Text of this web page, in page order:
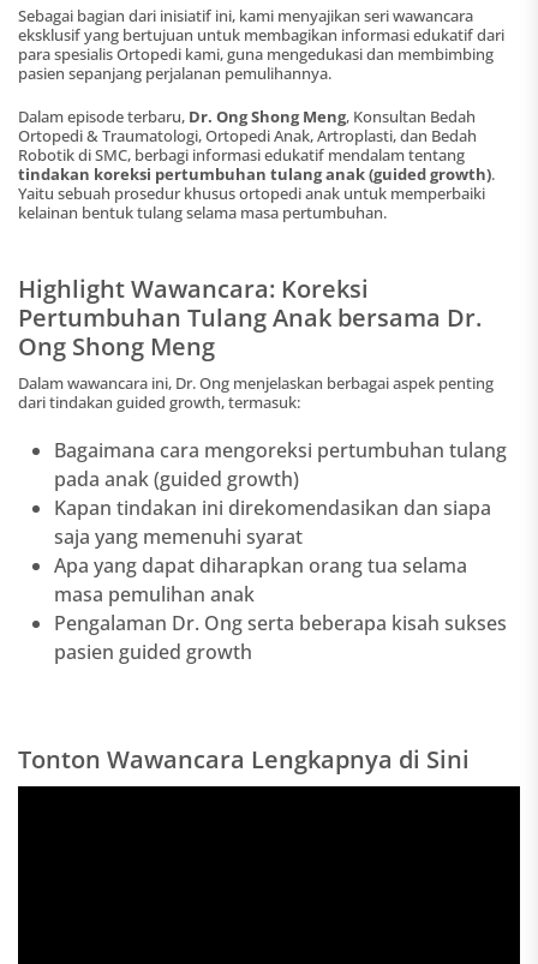
Sebagai bagian dari inisiatif ini, kami menyajikan seri wawancara
eksklusif yang bertujuan untuk membagikan informasi edukatif dari
para spesialis Ortopedi kami, guna mengedukasi dan membimbing
pasien sepanjang perjalanan pemulihannya.
Dalam episode terbaru, Dr. Ong Shong Meng, Konsultan Bedah
Ortopedi & Traumatologi, Ortopedi Anak, Artroplasti, dan Bedah
Robotik di SMC, berbagi informasi edukatif mendalam tentang
tindakan koreksi pertumbuhan tulang anak (guided growth).
Yaitu sebuah prosedur khusus ortopedi anak untuk memperbaiki
kelainan bentuk tulang selama masa pertumbuhan.
Highlight Wawancara: Koreksi
Pertumbuhan Tulang Anak bersama Dr.
Ong Shong Meng
Dalam wawancara ini, Dr. Ong menjelaskan berbagai aspek penting
dari tindakan guided growth, termasuk:
Bagaimana cara mengoreksi pertumbuhan tulang
pada anak (guided growth)
Kapan tindakan ini direkomendasikan dan siapa
saja yang memenuhi syarat
Apa yang dapat diharapkan orang tua selama
masa pemulihan anak
Pengalaman Dr. Ong serta beberapa kisah sukses
pasien guided growth
Tonton Wawancara Lengkapnya di Sini